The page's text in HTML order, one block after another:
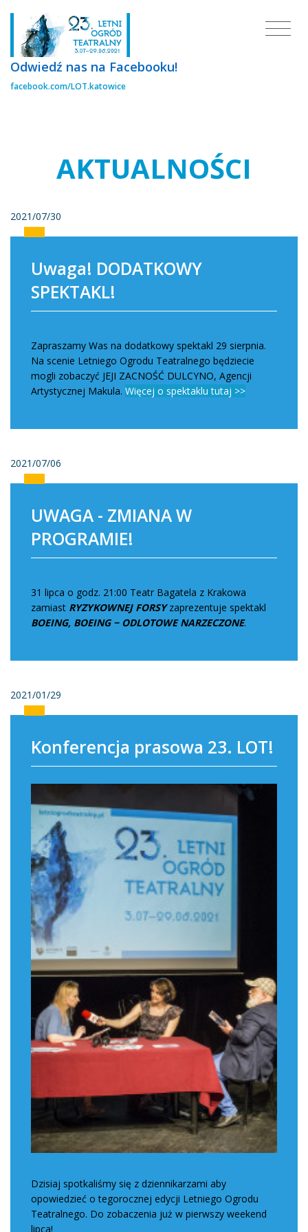
Odwiedź nas na Facebooku!
facebook.com/LOT.katowice
AKTUALNOŚCI
2021/07/30
Uwaga! DODATKOWY
SPEKTAKL!
Zapraszamy Was na dodatkowy spektakl 29 sierpnia.
Na scenie Letniego Ogrodu Teatralnego będziecie
mogli zobaczyć JEJI ZACNOŚĆ DULCYNO, Agencji
Artystycznej Makula. Więcej o spektaklu tutaj >>
2021/07/06
UWAGA - ZMIANA W
PROGRAMIE!
31 lipca o godz. 21:00 Teatr Bagatela z Krakowa
zamiast RYZYKOWNEJ FORSYzaprezentuje spektakl
BOEING, BOEING − ODLOTOWE NARZECZONE.
2021/01/29
Konferencja prasowa 23. LOT!
Dzisiaj spotkaliśmy się z dziennikarzami aby
opowiedzieć o tegorocznej edycji Letniego Ogrodu
Teatralnego. Do zobaczenia już w pierwszy weekend
lipca!